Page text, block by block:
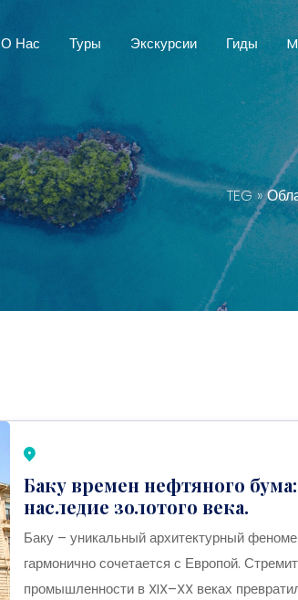
О Нас Туры Экскурсии Гиды
TEG»
Баку времен нефтяного
наследие золотого века.
Баку – уникальный архитектурный
гармонично сочетается с Европой.
промышленности в XIX–XX веках